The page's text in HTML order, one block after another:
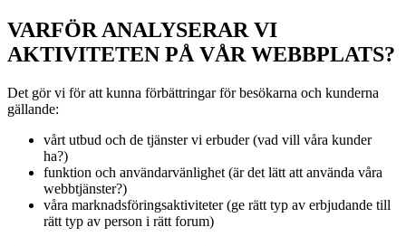
VARFÖR ANALYSERAR VI
AKTIVITETEN PÅ VÅR WEBBPLATS?
Det gör vi för att kunna förbättringar för besökarna och kunderna
gällande:
vårt utbud och de tjänster vi erbuder (vad vill våra kunder
ha?)
funktion och användarvänlighet (är det lätt att använda våra
webbtjänster?)
våra marknadsföringsaktiviteter (ge rätt typ av erbjudande till
rätt typ av person i rätt forum)